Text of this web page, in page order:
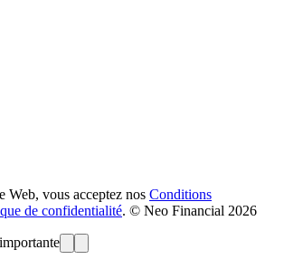
Web, vous acceptez nos Conditions
de confidentialité. © Neo Financial 2026